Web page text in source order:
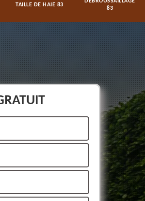
TAILLE DE HAIE 83
83